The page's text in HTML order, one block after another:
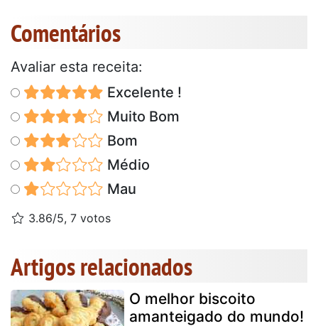
Comentários
Avaliar esta receita:
Excelente !
Muito Bom
Bom
Médio
Mau
3.86/5, 7 votos
Artigos relacionados
O melhor biscoito
amanteigado do mundo!